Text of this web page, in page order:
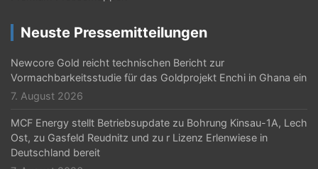
Neuste Pressemitteilungen
Newcore Gold reicht technischen Bericht zur
Vormachbarkeitsstudie für das Goldprojekt Enchi in Ghana ein
7. August 2026
MCF Energy stellt Betriebsupdate zu Bohrung Kinsau-1A, Lech
Ost, zu Gasfeld Reudnitz und zu r Lizenz Erlenwiese in
Deutschland bereit